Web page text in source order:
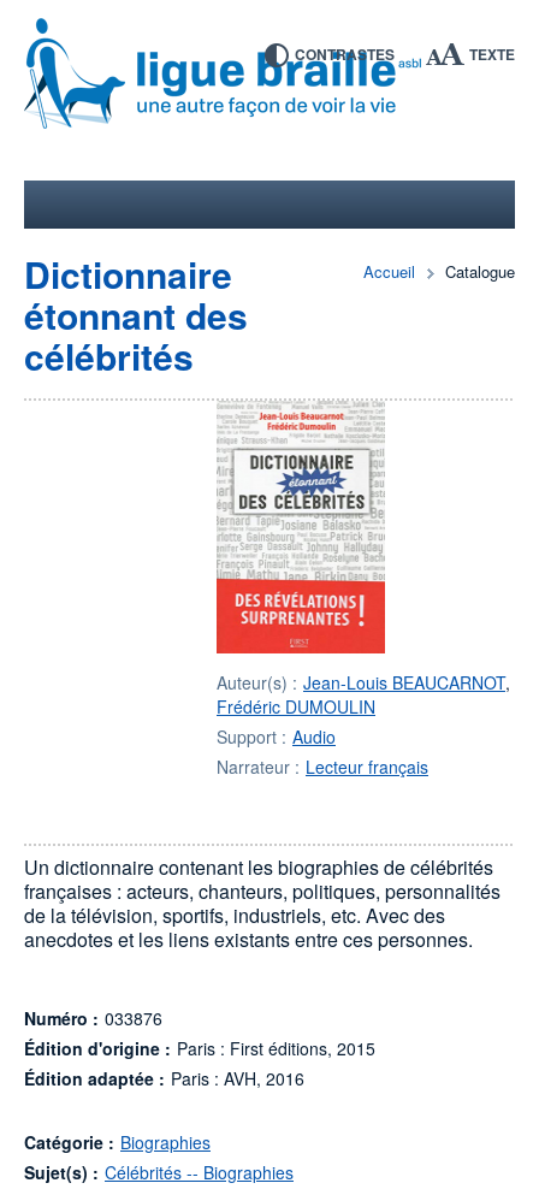
CONTRASTES TEXTE
Accueil Catalogue
Dictionnaire
étonnant des
célébrités
Auteur(s) : Jean-Louis BEAUCARNOT,
Frédéric DUMOULIN
Support : Audio
Narrateur : Lecteur français
Un dictionnaire contenant les biographies de célébrités
françaises : acteurs, chanteurs, politiques, personnalités
de la télévision, sportifs, industriels, etc. Avec des
anecdotes et les liens existants entre ces personnes.
Numéro : 033876
Édition d'origine : Paris : First éditions, 2015
Édition adaptée : Paris : AVH, 2016
Catégorie : Biographies
Sujet(s) : Célébrités -- Biographies